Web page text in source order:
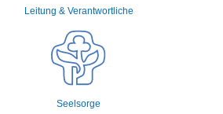
Leitung & Verantwortliche
Seelsorge